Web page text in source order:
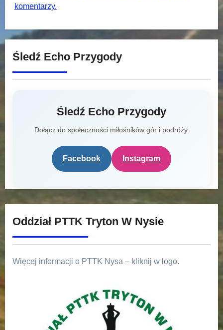
komentarzy.
Śledź Echo Przygody
Śledź Echo Przygody
Dołącz do społeczności miłośników gór i podróży.
Facebook Instagram
Oddział PTTK Tryton W Nysie
Więcej informacji o PTTK Nysa – kliknij w logo.